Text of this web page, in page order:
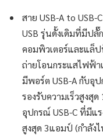
สาย USB-A to USB-
USB รุ่นดั้งเดิมที่มีปลั๊
คอมพิวเตอร์และแล็
ถ่ายโอนกระแสไฟฟ้
มีพอร์ต USB-A กับอุ
รองรับความเร็วสูงสุ
อุปกรณ์ USB-C ที่มีแ
สูงสุด 3แอมป์ (กำลัง